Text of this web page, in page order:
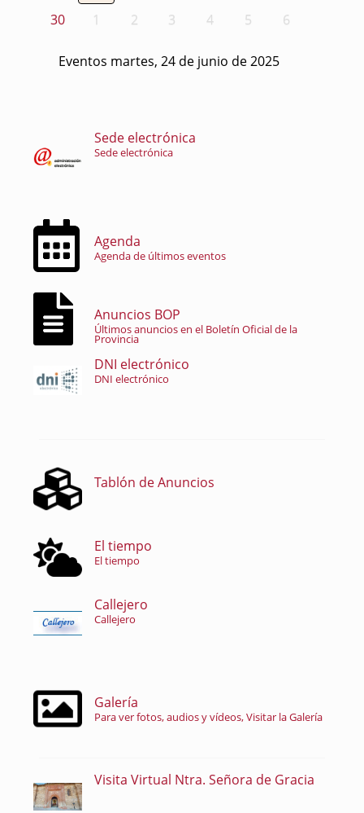
30
1 2 3 4 5 6
Eventos martes, 24 de junio de 2025
Sede electrónica
Sede electrónica
Agenda
Agenda de últimos eventos
Anuncios BOP
Últimos anuncios en el Boletín Oficial de la
Provincia
DNI electrónico
DNI electrónico
Tablón de Anuncios
El tiempo
El tiempo
Callejero
Callejero
Galería
Para ver fotos, audios y vídeos, Visitar la Galería
Visita Virtual Ntra. Señora de Gracia